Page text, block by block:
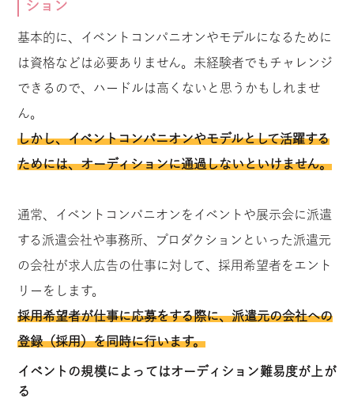
ション
基本的に、イベントコンパニオンやモデルになるために
は資格などは必要ありません。未経験者でもチャレンジ
できるので、ハードルは高くないと思うかもしれませ
ん。
しかし、イベントコンパニオンやモデルとして活躍する
ためには、オーディションに通過しないといけません。
通常、イベントコンパニオンをイベントや展示会に派遣
する派遣会社や事務所、プロダクションといった派遣元
の会社が求人広告の仕事に対して、採用希望者をエント
リーをします。
採用希望者が仕事に応募をする際に、派遣元の会社への
登録（採用）を同時に行います。
イベントの規模によってはオーディション難易度が上が
る